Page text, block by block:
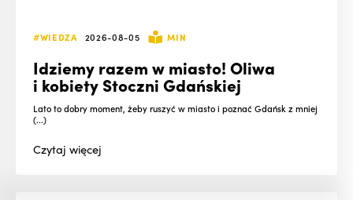
#WIEDZA 2026-08-05 MIN
Idziemy razem w miasto! Oliwa
i kobiety Stoczni Gdańskiej
Lato to dobry moment, żeby ruszyć w miasto i poznać Gdańsk z mniej
(...)
Czytajwięcej